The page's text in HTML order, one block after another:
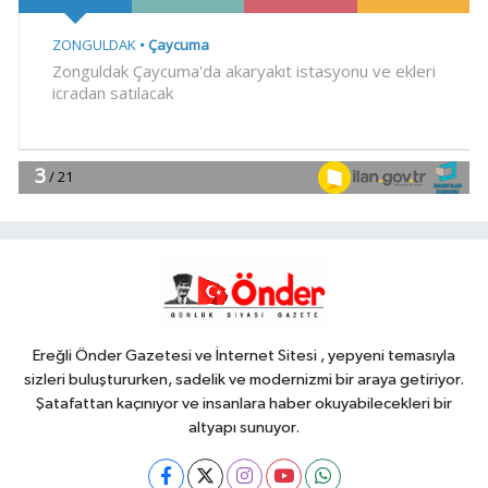
12:30DEÜ Hastanesi'nde büyük
12:15
vatandaşlarla buluştu
Ereğli Önder Gazetesi ve İnternet Sitesi , yepyeni temasıyla
sizleri buluştururken, sadelik ve modernizmi bir araya getiriyor.
Şatafattan kaçınıyor ve insanlara haber okuyabilecekleri bir
altyapı sunuyor.